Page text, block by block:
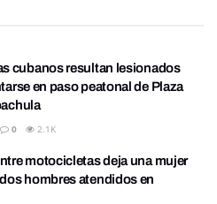
cubanos resultan lesionados
en paso peatonal de Plaza
0 2.1K
motocicletas deja una mujer
hombres atendidos en